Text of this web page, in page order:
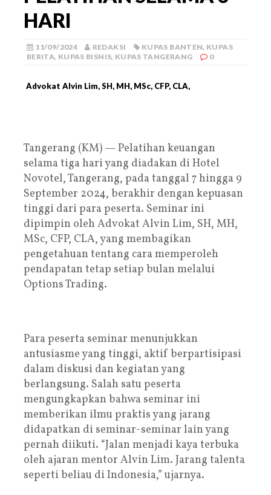
HARI
11/09/2024 REDAKSI KUPAS BANTEN, KUPAS
BERITA, KUPAS BISNIS, KUPAS TANGERANG 0
Advokat Alvin Lim, SH, MH, MSc, CFP, CLA,
Tangerang (KM) — Pelatihan keuangan
selama tiga hari yang diadakan di Hotel
Novotel, Tangerang, pada tanggal 7 hingga 9
September 2024, berakhir dengan kepuasan
tinggi dari para peserta. Seminar ini
dipimpin oleh Advokat Alvin Lim, SH, MH,
MSc, CFP, CLA, yang membagikan
pengetahuan tentang cara memperoleh
pendapatan tetap setiap bulan melalui
Options Trading.
Para peserta seminar menunjukkan
antusiasme yang tinggi, aktif berpartisipasi
dalam diskusi dan kegiatan yang
berlangsung. Salah satu peserta
mengungkapkan bahwa seminar ini
memberikan ilmu praktis yang jarang
didapatkan di seminar-seminar lain yang
pernah diikuti. “Jalan menjadi kaya terbuka
oleh ajaran mentor Alvin Lim. Jarang talenta
seperti beliau di Indonesia,” ujarnya.